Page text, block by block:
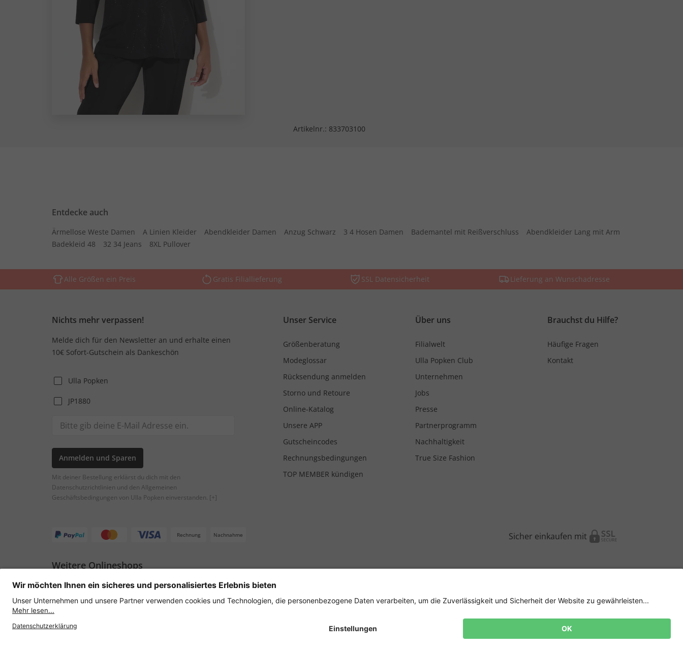
Artikelnr.: 833703100
Entdecke auch
Ärmellose Weste Damen A Linien Kleider Abendkleider Damen Anzug Schwarz 3 4 Hosen Damen Bademantel mit Reißverschluss
Abendkleider Lang mit Arm
Badekleid 48
32 34 Jeans 8XL Pullover
Alle Größen ein Preis Gratis Filiallieferung SSL Datensicherheit Lieferung an Wunschadresse
Nichts mehr verpassen!
Melde dich für den Newsletter an und erhalte einen
10€ Sofort-Gutschein als Dankeschön
Ulla Popken
JP1880
Anmelden und Sparen
Mit deiner Bestellung erklärst du dich mit den
Datenschutzrichtlinien und den Allgemeinen
Geschäftsbedingungen von Ulla Popken einverstanden. [+]
Unser Service
Größenberatung
Modeglossar
Rücksendung anmelden
Storno und Retoure
Online-Katalog
Unsere APP
Gutscheincodes
Rechnungsbedingungen
TOP MEMBER kündigen
Über uns
Filialwelt
Ulla Popken Club
Unternehmen
Jobs
Presse
Partnerprogramm
Nachhaltigkeit
True Size Fashion
Brauchst du Hilfe?
Häufige Fragen
Kontakt
Rechnung Nachnahme Sicher einkaufen mit
Weitere Onlineshops
Österreich